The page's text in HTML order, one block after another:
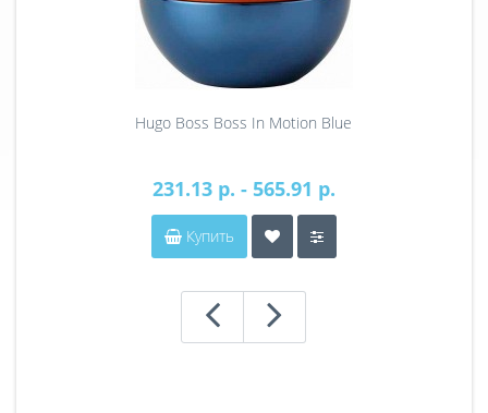
Hugo Boss Boss In Motion Blue
231.13 р. - 565.91 р.
Купить